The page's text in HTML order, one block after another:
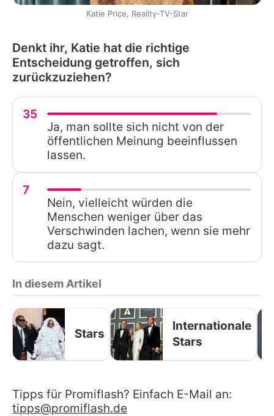
Katie Price, Reality-TV-Star
Denkt ihr, Katie hat die richtige
Entscheidung getroffen, sich
zurückzuziehen?
35
Ja, man sollte sich nicht von der
öffentlichen Meinung beeinflussen
lassen.
7
Nein, vielleicht würden die
Menschen weniger über das
Verschwinden lachen, wenn sie mehr
dazu sagt.
In diesem Artikel
Stars
Internationale
Stars
Tipps für Promiflash? Einfach E-Mail an:
tipps@promiflash.de